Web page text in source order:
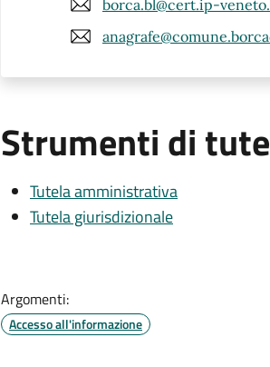
borca.bl@cert.ip-
Strumenti di
Tutela amministrativa
Tutela giurisdizionale
Argomenti:
Accesso all'informazione